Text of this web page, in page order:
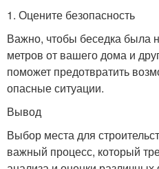
1. Оцените безопасность
Важно, чтобы беседка была
метров от вашего дома и
поможет предотвратить
опасные ситуации.
Вывод
Выбор места для
важный процесс, который